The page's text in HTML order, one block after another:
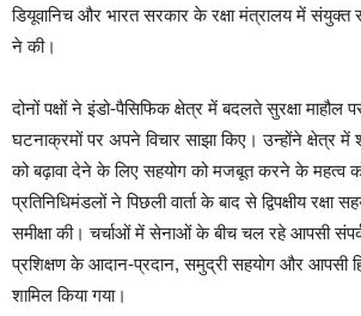
डियूवानिच और भारत सरकार के रक्षा मंत्रालय में संयुक्त
ने की।
दोनों पक्षों ने इंडो-पैसिफिक क्षेत्र में बदलते सुरक्षा माहौल
घटनाक्रमों पर अपने विचार साझा किए। उन्होंने क्षेत्र में
को बढ़ावा देने के लिए सहयोग को मजबूत करने के महत्व को
प्रतिनिधिमंडलों ने पिछली वार्ता के बाद से द्विपक्षीय रक्षा
समीक्षा की। चर्चाओं में सेनाओं के बीच चल रहे आपसी
प्रशिक्षण के आदान-प्रदान, समुद्री सहयोग और आपसी
शामिल किया गया।